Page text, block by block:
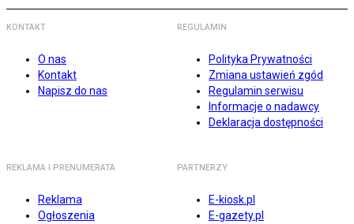
KONTAKT
O nas
Kontakt
Napisz do nas
REGULAMIN
Polityka Prywatności
Zmiana ustawień zgód
Regulamin serwisu
Informacje o nadawcy
Deklaracja dostępności
REKLAMA I PRENUMERATA
Reklama
Ogłoszenia
PARTNERZY
E-kiosk.pl
E-gazety.pl